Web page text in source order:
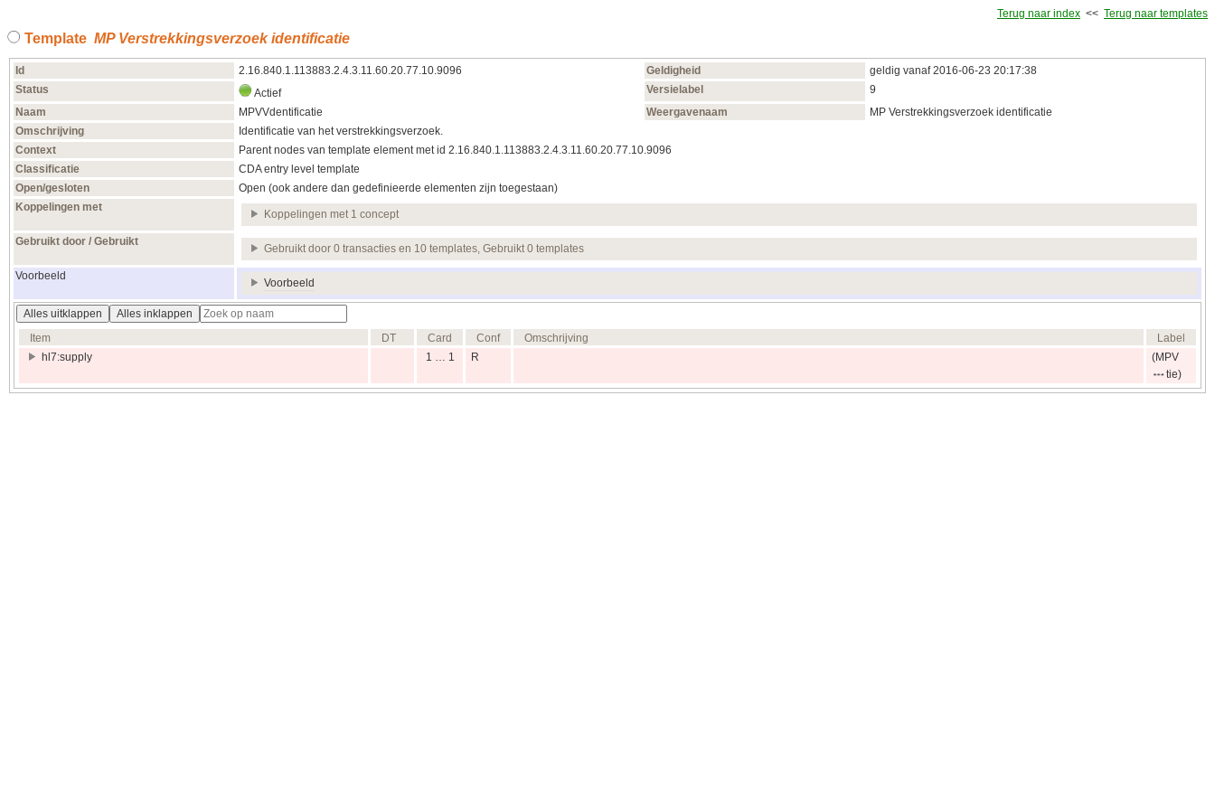
Terug naar index << Terug naar templates
Template MP Verstrekkingsverzoek identificatie
Id 2.16.840.1.113883.2.4.3.11.60.20.77.10.9096 Geldigheid
geldig vanaf 2016‑06‑23 20:17:38
Status
Actief Versielabel
9
Naam
MPVVdentificatie Weergavenaam
MP Verstrekkingsverzoek identificatie
Omschrijving
Identificatie van het verstrekkingsverzoek.
Context
Parent nodes van template element met id 2.16.840.1.113883.2.4.3.11.60.20.77.10.9096
Classificatie
CDA entry level template
Open/gesloten
Open (ook andere dan gedefinieerde elementen zijn toegestaan)
Koppelingen met
Koppelingen met 1 concept
Gebruikt door / Gebruikt
Gebruikt door 0 transacties en 10 templates, Gebruikt 0 templates
Voorbeeld
Voorbeeld
Alles uitklappen
Alles inklappen
Item
DT Card Conf Omschrijving
Label
hl7:supply
1 … 1 R
(MPV
tie)